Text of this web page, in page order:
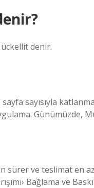
denir.
sayısıyla
Günümüzde,
sürer ve teslimat en
Bağlama ve